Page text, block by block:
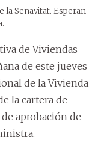
la Senavitat. Esperan
de Viviendas
de este jueves
de la Vivienda
la cartera de
aprobación de